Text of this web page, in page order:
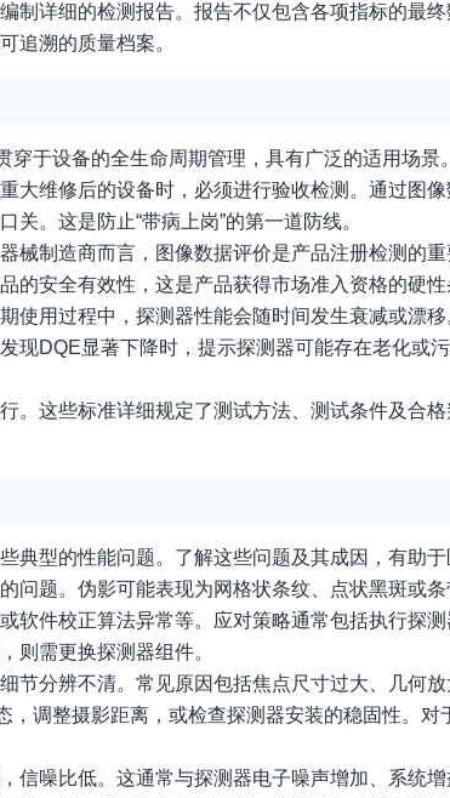
制详细的检测报告。报告不仅包含各项指标的最
追溯的质量档案。
于设备的全生命周期管理，具有广泛的适用场景。
大维修后的设备时，必须进行验收检测。通过图
。这是防止“带病上岗”的第一道防线。
械制造商而言，图像数据评价是产品注册检测的
的安全有效性，这是产品获得市场准入资格的硬性
使用过程中，探测器性能会随时间发生衰减或漂
现DQE显著下降时，提示探测器可能存在老化或
。这些标准详细规定了测试方法、测试条件及合
典型的性能问题。了解这些问题及其成因，有助于
问题。伪影可能表现为网格状条纹、点状黑斑或
软件校正算法异常等。应对策略通常包括执行探
则需更换探测器组件。
节分辨不清。常见原因包括焦点尺寸过大、几何
，调整摄影距离，或检查探测器安装的稳固性。
信噪比低。这通常与探测器电子噪声增加、系统